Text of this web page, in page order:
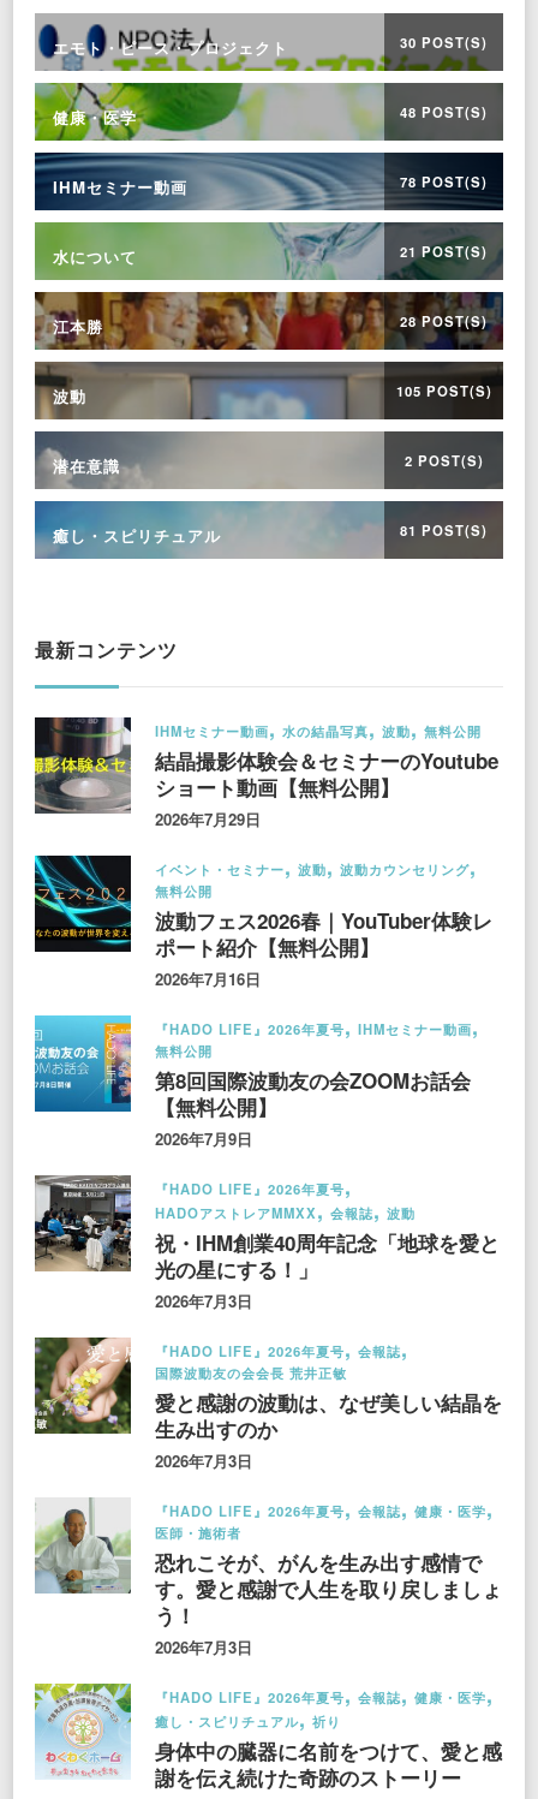
エモト・ピース・プロジェクト 30 POST(S)
健康・医学 48 POST(S)
IHMセミナー動画 78 POST(S)
水について 21 POST(S)
江本勝 28 POST(S)
波動 105 POST(S)
潜在意識 2 POST(S)
癒し・スピリチュアル 81 POST(S)
最新コンテンツ
IHMセミナー動画 水の結晶写真 波動 無料公開
結晶撮影体験会＆セミナーのYoutube
ショート動画【無料公開】
2026年7月29日
イベント・セミナー 波動
波動カウンセリング
無料公開
波動フェス2026春｜YouTuber体験レ
ポート紹介【無料公開】
2026年7月16日
『HADO LIFE』2026年夏号
IHMセミナー動画
無料公開
第8回国際波動友の会ZOOMお話会
【無料公開】
2026年7月9日
『HADO LIFE』2026年夏号
HADOアストレアMMXX
会報誌 波動
祝・IHM創業40周年記念「地球を愛と
光の星にする！」
2026年7月3日
『HADO LIFE』2026年夏号
会報誌
国際波動友の会会長 荒井正敏
愛と感謝の波動は、なぜ美しい結晶を
生み出すのか
2026年7月3日
『HADO LIFE』2026年夏号 会報誌
健康・医学
医師・施術者
恐れこそが、がんを生み出す感情で
す。愛と感謝で人生を取り戻しましょ
う！
2026年7月3日
『HADO LIFE』2026年夏号 会報誌
健康・医学
癒し・スピリチュアル
祈り
身体中の臓器に名前をつけて、愛と感
謝を伝え続けた奇跡のストーリー